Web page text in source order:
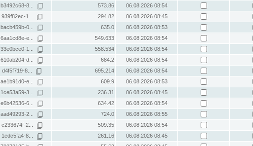
b3492c68-8... 573.86
06.08.2026 08:54
939f82ec-1... 294.82
06.08.2026 08:45
bacb459b-0... 635.0
06.08.2026 08:53
6aa1cd8e-e... 549.633
06.08.2026 08:54
33e0bce0-1... 558.534
06.08.2026 08:54
610ab204-d... 684.2
06.08.2026 08:54
d4f5f719-8... 695.214
06.08.2026 08:54
ae1b91d0-e... 609.9
06.08.2026 08:53
1ce53a59-3... 236.31
06.08.2026 08:45
e6b42536-6... 634.42
06.08.2026 08:54
aad49293-2... 724.0
06.08.2026 08:55
c233674f-2... 509.35
06.08.2026 08:54
1edc5fa4-8... 261.16
06.08.2026 08:45